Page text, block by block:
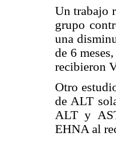
Un trabajo
grupo
una
de 6
recibieron
Otro
de ALT
ALT y
EHNA al